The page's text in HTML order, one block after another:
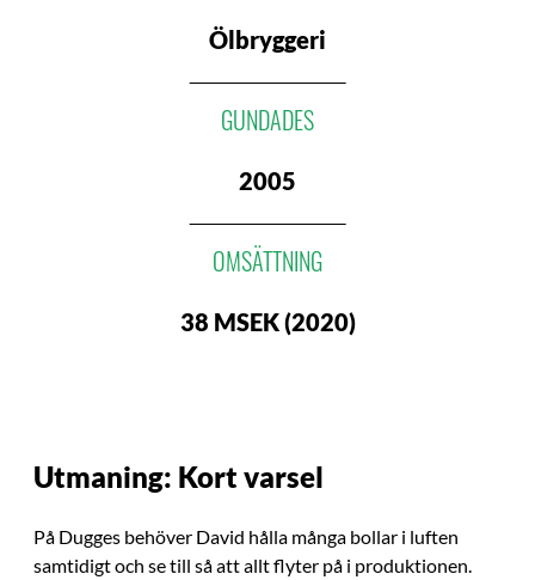
Ölbryggeri
GUNDADES
2005
OMSÄTTNING
38 MSEK (2020)
Utmaning: Kort varsel
På Dugges behöver David hålla många bollar i luften
samtidigt och se till så att allt flyter på i produktionen.